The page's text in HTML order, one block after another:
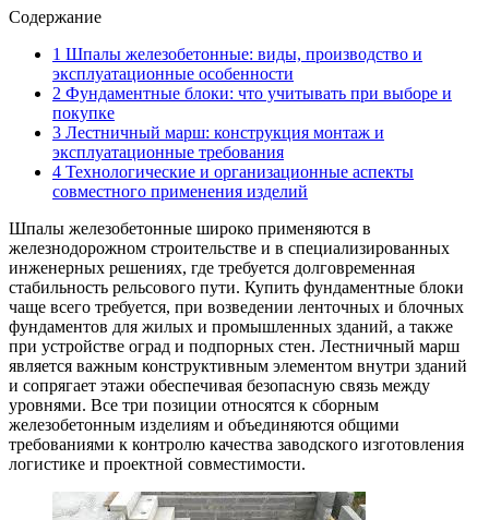
Содержание
1 Шпалы железобетонные: виды, производство и
эксплуатационные особенности
2 Фундаментные блоки: что учитывать при выборе и
покупке
3 Лестничный марш: конструкция монтаж и
эксплуатационные требования
4 Технологические и организационные аспекты
совместного применения изделий
Шпалы железобетонные широко применяются в
железнодорожном строительстве и в специализированных
инженерных решениях, где требуется долговременная
стабильность рельсового пути. Купить фундаментные блоки
чаще всего требуется, при возведении ленточных и блочных
фундаментов для жилых и промышленных зданий, а также
при устройстве оград и подпорных стен. Лестничный марш
является важным конструктивным элементом внутри зданий
и сопрягает этажи обеспечивая безопасную связь между
уровнями. Все три позиции относятся к сборным
железобетонным изделиям и объединяются общими
требованиями к контролю качества заводского изготовления
логистике и проектной совместимости.